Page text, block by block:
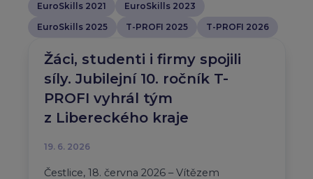
EuroSkills 2021
EuroSkills 2023
EuroSkills 2025
T-PROFI 2025 T-PROFI 2026
Žáci, studenti i firmy spojili
síly. Jubilejní 10. ročník T-
PROFI vyhrál tým
z Libereckého kraje
19. 6. 2026
Čestlice, 18. června 2026 – Vítězem